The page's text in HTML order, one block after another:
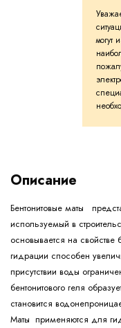
могут
Описание
Бентонитовые маты
используемый в
основывается на свойстве
гидрации способен
присутствии воды
бентонитового геля
становится
Маты применяются для